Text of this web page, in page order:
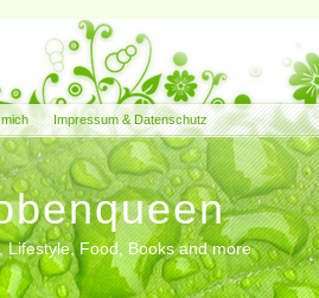
Impressum & Datenschutz
Lifestyle, Food, Books and more